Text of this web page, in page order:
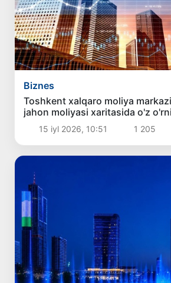
Biznes
Toshkent xalqaro moliya
jahon moliyasi xaritasida o'z
egallamoqda
15 iyl 2026, 10:51 1 205